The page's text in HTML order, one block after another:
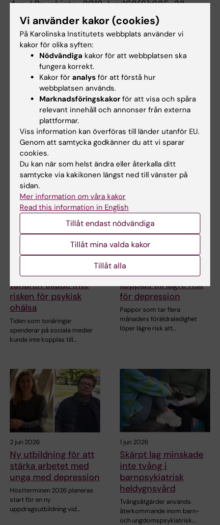
Am J Psychiatry 2012 Jun;169(6):625-32
Tags
Psykiatri
Uppdaterad av:
Webb Admin 2014-06-18
Relaterade artiklar
Sociala medier i
tonåren ökade inte
risken för psykisk
ohälsa
Tiden som tonåringar
spenderar på sociala medier
kunde inte kopplas till…
18 jun 2026
Längre pappaledighet
kopplas till lägre risk
för depression
Pappor som tar flera
månaders föräldraledighet
löper lägre risk att…
2 jun 2026
Ny utbildning för att
stärka arbetet med
unga med depression
Höstterminen 2026 planeras
start för en ny
uppdragsutbildning vid…
1 jun 2026
Skärpt lag minskade
inte tvång i
barnpsykiatrisk
heldygnsvård
Tvångsåtgärder används
återkommande inom barn-
och ungdomspsykiatrisk…
Vi använder kakor (cookies)
På Karolinska Institutets webbplats använder vi
kakor för olika syften:
Nödvändiga kakor för att webbplatsen ska
fungera korrekt.
Kakor för analys för att förstå hur
webbplatsen används.
Marknadsföringskakor för att visa och spåra
relevant innehåll och annonser från externa
plattformar.
Viss information kan överföras till länder utanför EU.
Genom att samtycka godkänner du att vi sparar
cookies.
Du kan när som helst ändra eller återkalla ditt
samtycke via kakikonen längst ned till vänster på
sidan.
Mer information om våra kakor
Read this information in English
Tillåt endast nödvändiga
Tillåt mina valda kakor
Tillåt alla